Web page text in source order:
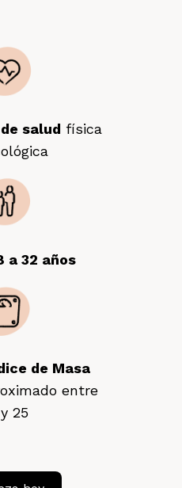
salud física
a 32 años
de Masa
entre
25